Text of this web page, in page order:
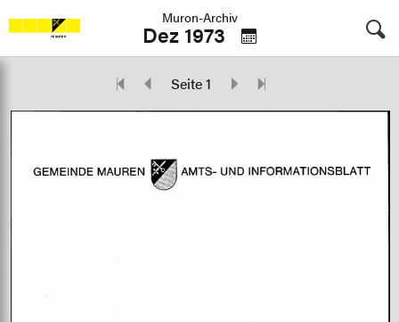
Muron-Archiv
Dez 1973
Seite 1